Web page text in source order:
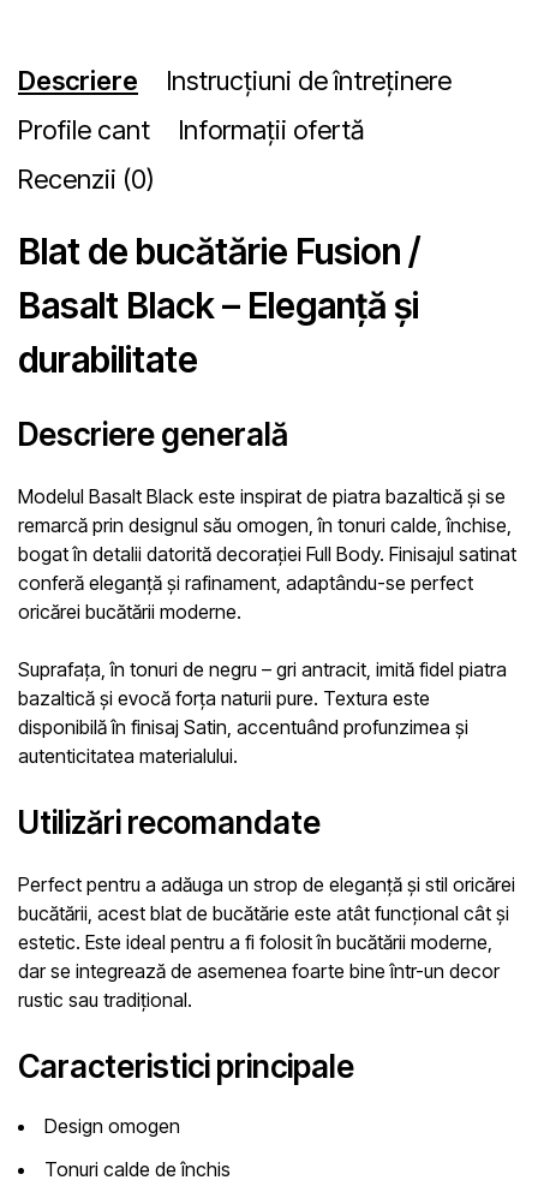
Descriere
Instrucțiuni de întreținere
Profile cant
Informații ofertă
Recenzii (0)
Blat de bucătărie Fusion /
Basalt Black – Eleganță și
durabilitate
Descriere generală
Modelul Basalt Black este inspirat de piatra bazaltică și se
remarcă prin designul său omogen, în tonuri calde, închise,
bogat în detalii datorită decorației Full Body. Finisajul satinat
conferă eleganță și rafinament, adaptându-se perfect
oricărei bucătării moderne.
Suprafața, în tonuri de negru – gri antracit, imită fidel piatra
bazaltică și evocă forța naturii pure. Textura este
disponibilă în finisaj Satin, accentuând profunzimea și
autenticitatea materialului.
Utilizări recomandate
Perfect pentru a adăuga un strop de eleganță și stil oricărei
bucătării, acest blat de bucătărie este atât funcțional cât și
estetic. Este ideal pentru a fi folosit în bucătării moderne,
dar se integrează de asemenea foarte bine într-un decor
rustic sau tradițional.
Caracteristici principale
Design omogen
Tonuri calde de închis